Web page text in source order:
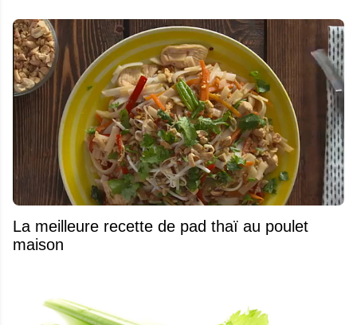
La meilleure recette de pad thaï au poulet
maison